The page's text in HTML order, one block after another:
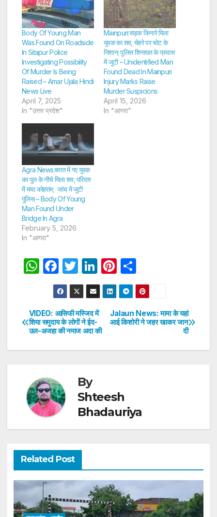
Body Of Young Man
Was Found On Roadside
In Sitapur Police
Investigating Possibility
Of Murder Is Being
Raised – Amar Ujala Hindi
News Live
April 7, 2025
In "उत्तर प्रदेश"
Mainpuri:सड़क किनारे मिला
युवक का शव, चेहरे पर चोट के
निशान; पुलिस शिनाख्त के प्रयास
में जुटी – Unidentified Man
Found Dead In Mainpuri
Injury Marks Raise
Murder Suspicions
April 15, 2026
In "आगरा"
Agra News:बरात में गए युवक
का पुल के नीचे मिला शव, परिवार
में मचा कोहराम; जांच में जुटी
पुलिस – Body Of Young
Man Found Under
Bridge In Agra
February 5, 2026
In "आगरा"
W
s
A
F
a
c
e
b
T
w
itt
er
Li
n
k
e
dI
Pi
nt
er
e
st
h
ar
e
Post
navigation
Jalaun News: मामा के यहां
आई किशोरी ने जहर खाकर जान
दी
VIDEO: आसिफी मस्जिद में
शिया समुदाय के लोगों ने ईद-
उल-अजहा की नमाज अदा की
By
Shteesh
Bhadauriya
Related Post